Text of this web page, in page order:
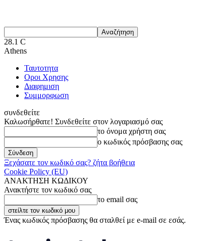
28.1 C
Athens
Ταυτοτητα
Οροι Χρησης
Διαφημιση
Συμμορφωση
συνδεθείτε
Καλωσήρθατε! Συνδεθείτε στον λογαριασμό σας
το όνομα χρήστη σας
ο κωδικός πρόσβασης σας
Ξεχάσατε τον κωδικό σας? ζήτα βοήθεια
Cookie Policy (EU)
ΑΝΑΚΤΗΣΗ ΚΩΔΙΚΟΥ
Ανακτήστε τον κωδικό σας
το email σας
Ένας κωδικός πρόσβασης θα σταλθεί με e-mail σε εσάς.